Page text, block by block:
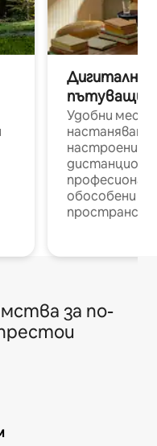
Дигитални
пътуващи
Удобни
настаняване
настроени и
обособени
за по-